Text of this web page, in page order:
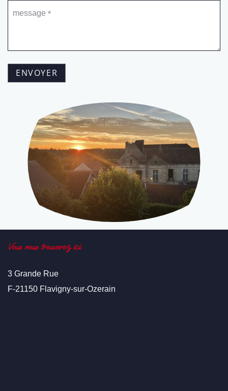
message *
ENVOYER
Vous nous trouverez ici
3 Grande Rue
F-21150 Flavigny-sur-Ozerain